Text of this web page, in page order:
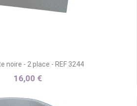
noire - 2 place - REF 3244
16,00 €